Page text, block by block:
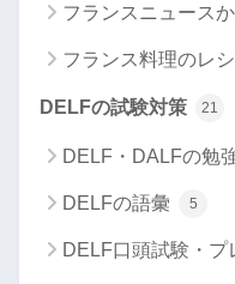
フランスニュース
フランス料理のレ
DELFの試験対策 21
DELF・DALFの勉
DELFの語彙 5
DELF口頭試験・プ